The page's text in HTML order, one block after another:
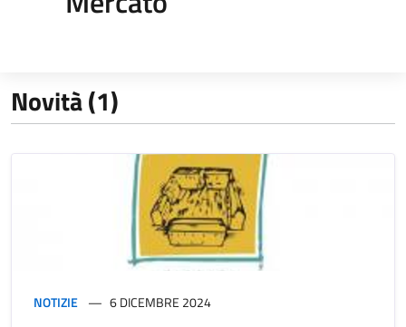
Novità (1)
NOTIZIE 6 DICEMBRE 2024